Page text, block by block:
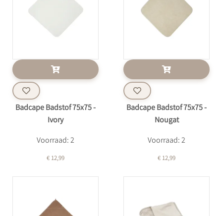
Badcape Badstof 75x75 -
Ivory
Voorraad: 2
€ 12,99
Badcape Badstof 75x75 -
Nougat
Voorraad: 2
€ 12,99